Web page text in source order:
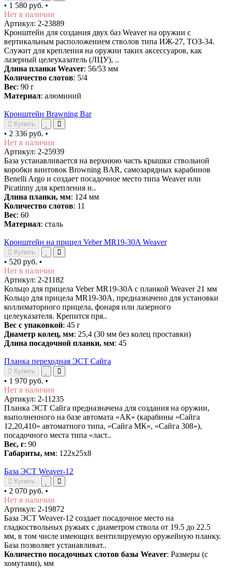
• 1 580 руб. •
Нет в наличии
Артикул: 2-23889
Кронштейн для создания двух баз Weaver на оружии с
вертикальным расположением стволов типа ИЖ-27, ТОЗ-34.
Служит для крепления на оружии таких аксессуаров, как
лазерный целеуказатель (ЛЦУ), ..
Длина планки Weaver: 56/53 мм
Количество слотов: 5/4
Вес: 90 г
Материал: алюминий
Кронштейн Brawning Bar
Купить
• 2 336 руб. •
Нет в наличии
Артикул: 2-25939
База устанавливается на верхнюю часть крышки ствольной
коробки винтовок Browning BAR, самозарядных карабинов
Benelli Argo и создает посадочное место типа Weaver или
Picatinny для крепления н..
Длина планки, мм: 124 мм
Количество слотов: 11
Вес: 60
Материал: сталь
Кронштейн на прицел Veber MR19-30A Weaver
Купить
• 520 руб. •
Нет в наличии
Артикул: 2-21182
Кольцо для прицела Veber MR19-30A с планкой Weaver 21 мм
Кольцо для прицела MR19-30A, предназначено для установки
коллиматорного прицела, фонаря или лазерного
целеуказателя. Крепится пря..
Вес с упаковкой: 45 г
Диаметр колец, мм: 25,4 (30 мм без колец проставки)
Длина посадочной планки, мм: 45
Планка переходная ЭСТ Сайга
Купить
• 1 970 руб. •
Нет в наличии
Артикул: 2-11235
Планка ЭСТ Сайга предназначена для создания на оружии,
выполненного на базе автомата «АК» (карабины «Сайга
12,20,410» автоматного типа, «Сайга МК», «Сайга 308»),
посадочного места типа «ласт..
Вес, г: 90
Габариты, мм: 122х25х8
База ЭСТ Weaver-12
Купить
• 2 070 руб. •
Нет в наличии
Артикул: 2-19872
База ЭСТ Weaver-12 создает посадочное место на
гладкоствольных ружьях с диаметром ствола от 19.5 до 22.5
мм, в том числе имеющих вентилируемую оружейную планку.
База позволяет устанавливат..
Количество посадочных слотов базы Weaver: Размеры (с
хомутами), мм